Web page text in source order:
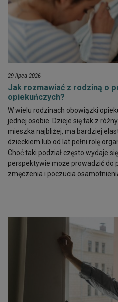
29 lipca 2026
Jak rozmawiać z rodziną o
opiekuńczych?
W wielu rodzinach obowiązki
jednej osobie. Dzieje się tak z
mieszka najbliżej, ma bardziej
dzieckiem lub od lat pełni rolę
Choć taki podział często wydaje
perspektywie może prowadzić do
zmęczenia i poczucia